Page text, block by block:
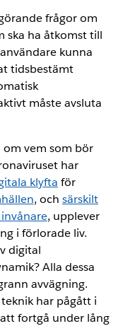
frågor om
ska ha åtkomst till
kunna
tidsbestämt
måste avsluta
om vem som bör
har
klyfta för
, och särskilt
, upplever
i förlorade liv.
digital
Alla dessa
avvägning.
har pågått i
fortgå under lång